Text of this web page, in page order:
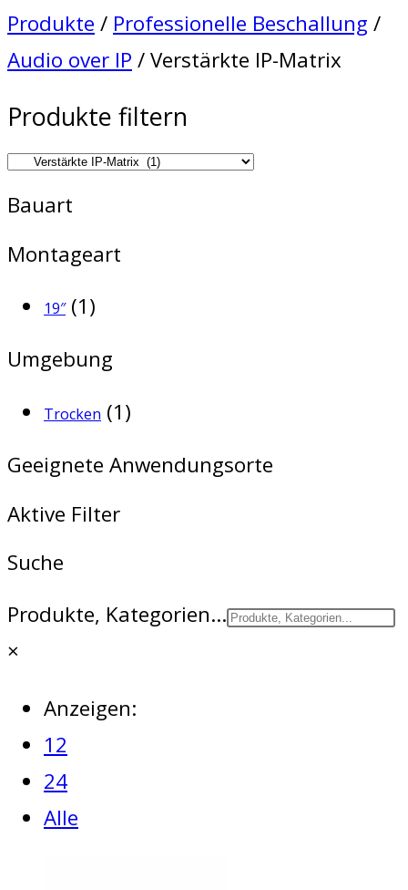
Produkte / Professionelle Beschallung /
Audio over IP / Verstärkte IP-Matrix
Produkte filtern
Bauart
Montageart
19″ (1)
Umgebung
Trocken (1)
Geeignete Anwendungsorte
Aktive Filter
Suche
Produkte, Kategorien...
×
Anzeigen:
12
24
Alle